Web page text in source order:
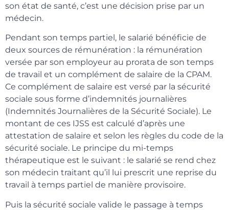
son état de santé, c’est une décision prise par un
médecin.
Pendant son temps partiel, le salarié bénéficie de
deux sources de rémunération : la rémunération
versée par son employeur au prorata de son temps
de travail et un complément de salaire de la CPAM.
Ce complément de salaire est versé par la sécurité
sociale sous forme d’indemnités journalières
(Indemnités Journalières de la Sécurité Sociale). Le
montant de ces IJSS est calculé d’après une
attestation de salaire et selon les règles du code de la
sécurité sociale. Le principe du mi-temps
thérapeutique est le suivant : le salarié se rend chez
son médecin traitant qu’il lui prescrit une reprise du
travail à temps partiel de manière provisoire.
Puis la sécurité sociale valide le passage à temps